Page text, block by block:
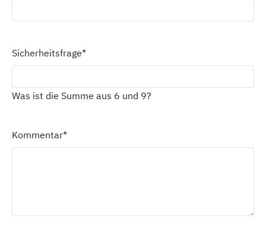
Sicherheitsfrage*
Was ist die Summe aus 6 und 9?
Kommentar*